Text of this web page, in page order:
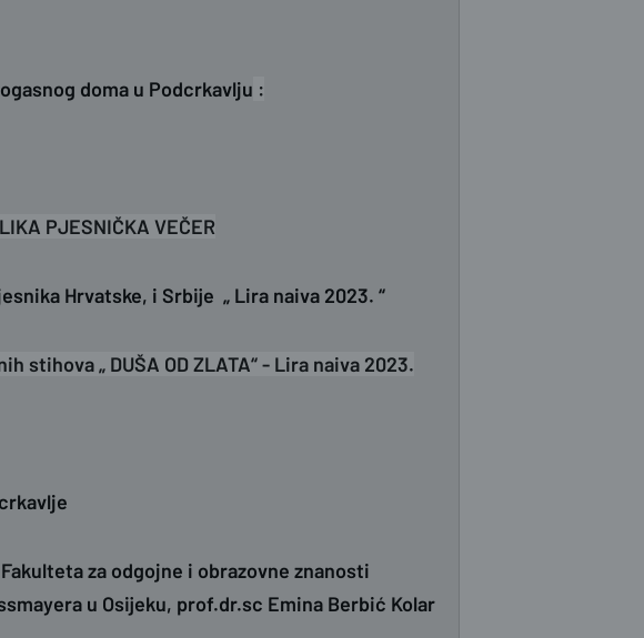
doma u Podcrkavlju :
PJESNIČKA VEČER
Hrvatske, i Srbije „ Lira naiva 2023. “
stihova „ DUŠA OD ZLATA“ - Lira naiva 2023.
za odgojne i obrazovne znanosti
u Osijeku, prof.dr.sc Emina Berbić Kolar